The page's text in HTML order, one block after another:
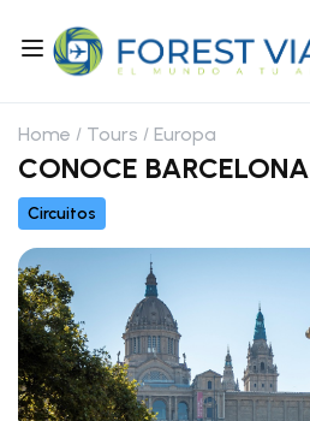
Home Tours Europa
CONOCE BARCELONA
Circuitos